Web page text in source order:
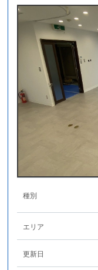
種別
エリア
更新日